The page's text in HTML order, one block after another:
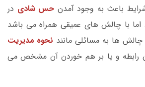
باعث به وجود آمدن حس شادی در
اما با چالش های عمیقی همراه می باشد
ها به مسائلی مانند نحوه مدیریت
رابطه و یا بر هم خوردن آن مشخص می